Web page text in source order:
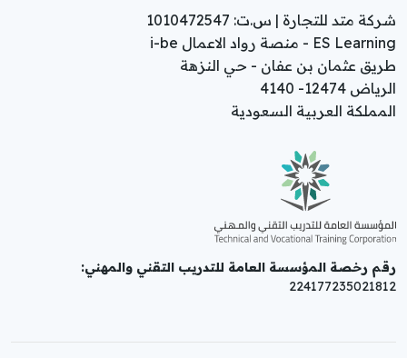
شركة متد للتجارة | س.ت: 1010472547
ES Learning - منصة رواد الاعمال i-be
طريق عثمان بن عفان - حي النزهة
الرياض 12474- 4140
المملكة العربية السعودية
رقم رخصة المؤسسة العامة للتدريب التقني والمهني:
224177235021812